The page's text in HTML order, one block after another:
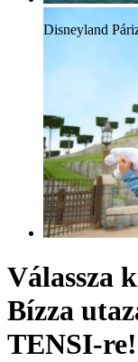
Disneyland
Válassza
Bízza
TENSI-re!